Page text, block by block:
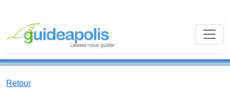
Retour